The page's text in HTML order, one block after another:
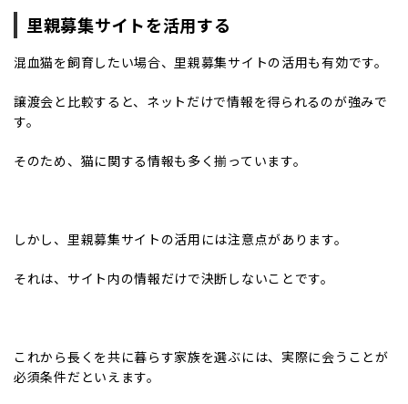
里親募集サイトを活用する
混血猫を飼育したい場合、里親募集サイトの活用も有効です。
譲渡会と比較すると、ネットだけで情報を得られるのが強みで
す。
そのため、猫に関する情報も多く揃っています。
しかし、里親募集サイトの活用には注意点があります。
それは、サイト内の情報だけで決断しないことです。
これから長くを共に暮らす家族を選ぶには、実際に会うことが
必須条件だといえます。